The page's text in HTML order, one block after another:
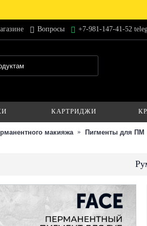
Вопросы +7-981-147-41-52
КАРТРИДЖИ
макияжа Пигменты для ПМ